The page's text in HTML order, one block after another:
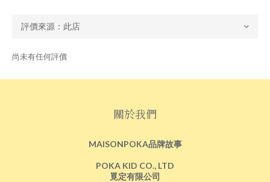
尚未有任何評價
關於我們
MAISONPOKA品牌故事
POKA KID CO., LTD
覓定有限公司